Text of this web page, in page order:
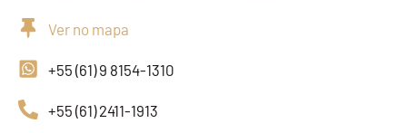
Ver no mapa
+55 (61) 9 8154-1310
+55 (61) 2411-1913